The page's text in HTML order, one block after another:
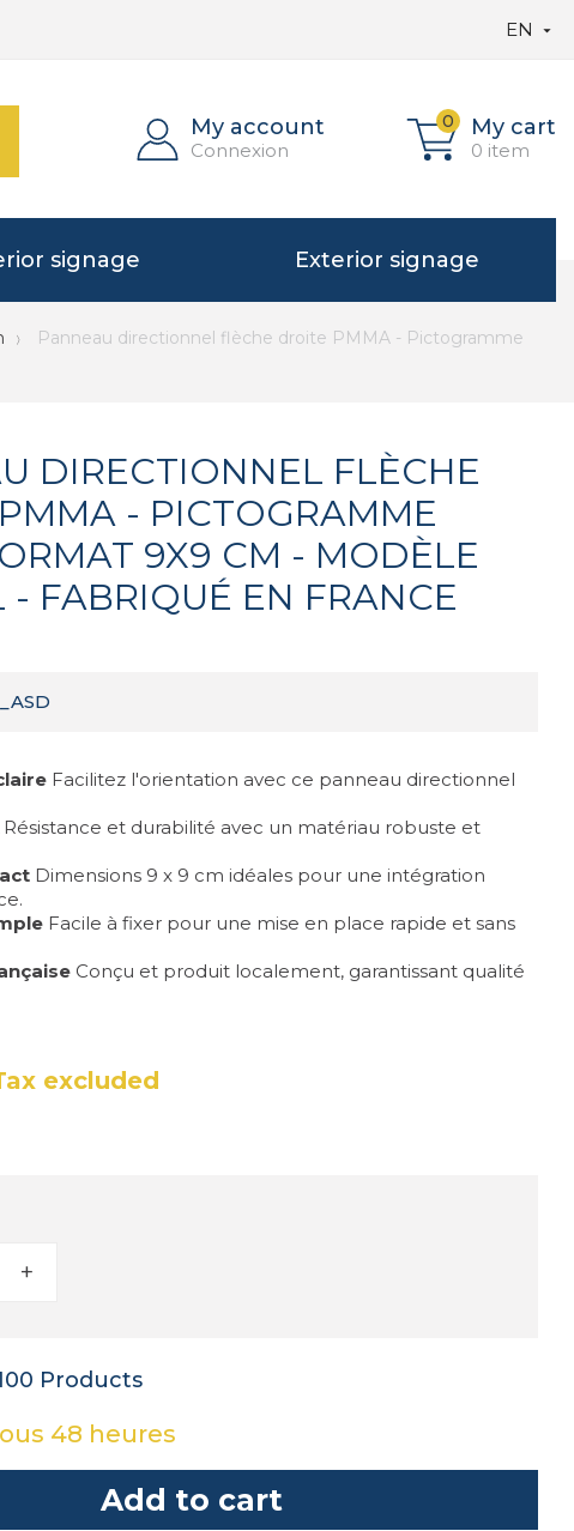
EN 
My account
Connexion
0 My cart
0 item
signage Exterior signage
Panneau directionnel flèche droite PMMA - Pictogramme
DIRECTIONNEL FLÈCHE
- PICTOGRAMME
9X9 CM - MODÈLE
- FABRIQUÉ EN FRANCE
Facilitez l'orientation avec ce panneau directionnel
Résistance et durabilité avec un matériau robuste et
Dimensions 9 x 9 cm idéales pour une intégration
Facile à fixer pour une mise en place rapide et sans
Conçu et produit localement, garantissant qualité
excluded
+
Products
48 heures
Add to cart